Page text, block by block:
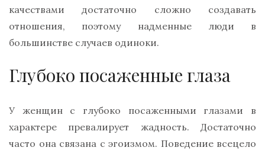
качествами достаточно сложно создавать
отношения, поэтому надменные люди в
большинстве случаев одиноки.
Глубоко посаженные глаза
У женщин с глубоко посаженными глазами в
характере превалирует жадность. Достаточно
часто она связана с эгоизмом. Поведение всецело